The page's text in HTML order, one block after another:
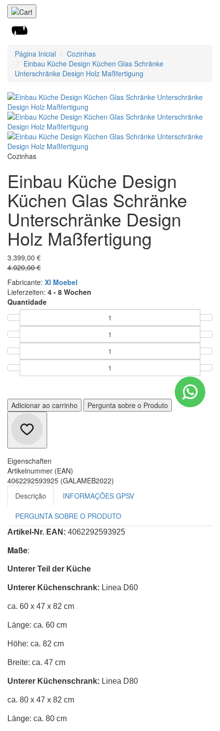
Página Inicial
Cozinhas
Einbau Küche Design Küchen Glas Schränke
Unterschränke Design Holz Maßfertigung
Cozinhas
Einbau Küche Design
Küchen Glas Schränke
Unterschränke Design
Holz Maßfertigung
3.399,00 €
4.020,00 €
Fabricante: Xl Moebel
Lieferzeiten: 4 - 8 Wochen
Quantidade
Adicionar ao carrinho Pergunta sobre o Produto
Eigenschaften
Artikelnummer (EAN)
4062292593925 (GALAMEB2022)
Descrição
INFORMAÇÕES GPSV
PERGUNTA SOBRE O PRODUTO
Artikel-Nr. EAN: 4062292593925
Maße:
Unterer Teil der Küche
Unterer Küchenschrank: Linea D60
ca. 60 x 47 x 82 cm
Länge: ca. 60 cm
Höhe: ca. 82 cm
Breite: ca. 47 cm
Unterer Küchenschrank: Linea D80
ca. 80 x 47 x 82 cm
Länge: ca. 80 cm